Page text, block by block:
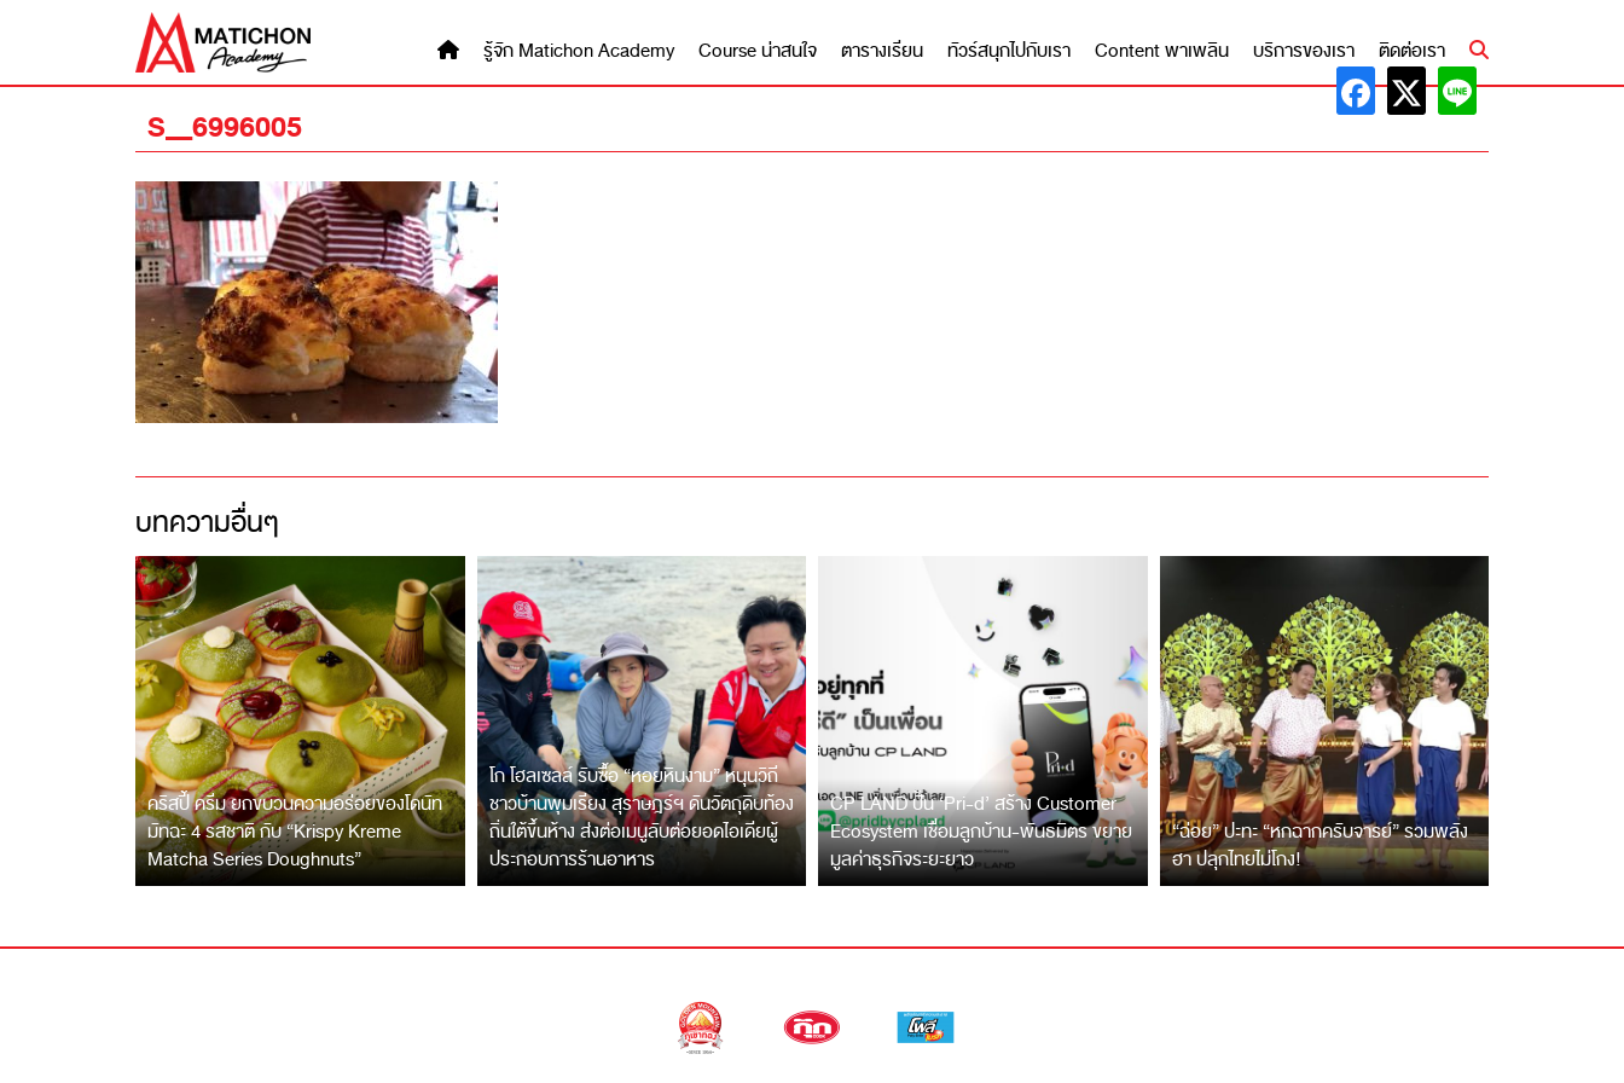
รู้จัก Matichon Academy Course น่าสนใจ ตารางเรียน ทัวร์สนุกไปกับเรา Content พาเพลิน บริการของเรา ติดต่อเรา
S__6996005
บทความอื่นๆ
คริสปี้ ครีม ยกขบวนความอร่อยของโดนัท
มัทฉะ 4 รสชาติ กับ “Krispy Kreme
Matcha Series Doughnuts”
โก โฮลเซลล์ รับซื้อ “หอยหินงาม” หนุนวิถี
ชาวบ้านพุมเรียง สุราษฎร์ฯ ดันวัตถุดิบท้อง
ถิ่นใต้ขึ้นห้าง ส่งต่อเมนูลับต่อยอดไอเดียผู้
ประกอบการร้านอาหาร
CP LAND ปั้น ‘Pri-d’ สร้าง Customer
Ecosystem เชื่อมลูกบ้าน-พันธมิตร ขยาย
มูลค่าธุรกิจระยะยาว
“ฉ่อย” ปะทะ “หกฉากครับจารย์” รวมพลัง
ฮา ปลุกไทยไม่โกง!